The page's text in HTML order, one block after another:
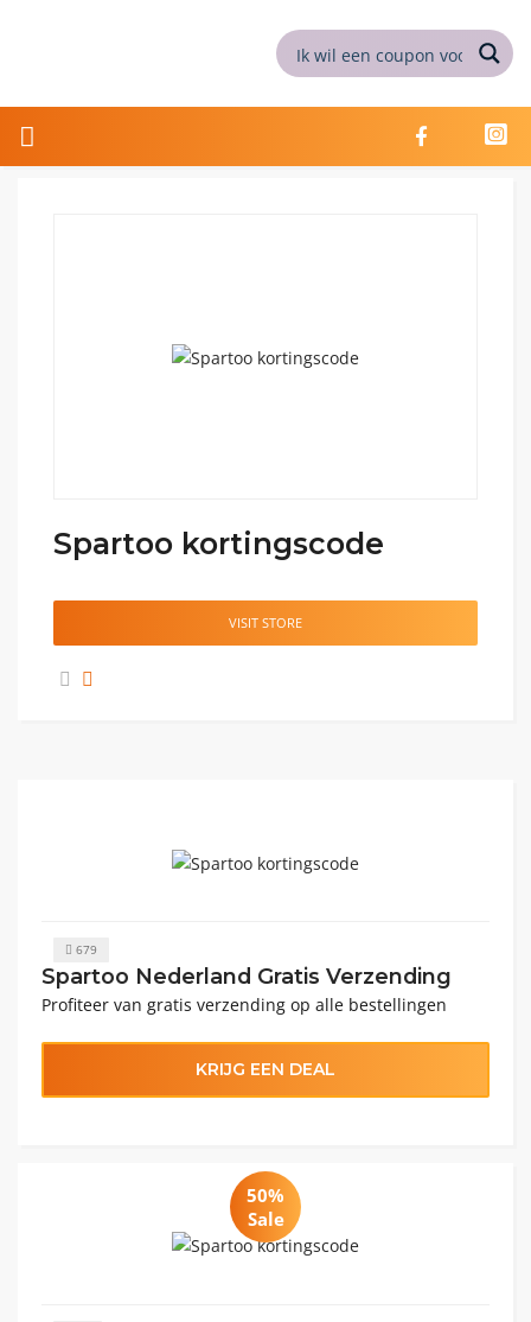
Spartoo kortingscode
VISIT STORE
679
Spartoo Nederland Gratis Verzending
Profiteer van gratis verzending op alle bestellingen
KRIJG EEN DEAL
50%
Sale